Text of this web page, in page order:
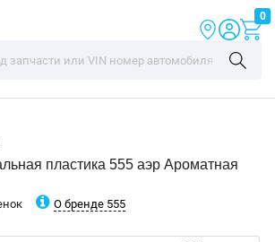
0
пластика 555 аэр Ароматная
О бренде 555